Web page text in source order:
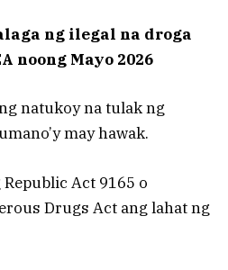
ng ilegal na droga
noong Mayo 2026
natukoy na tulak ng
may hawak.
Act 9165 o
Drugs Act ang lahat ng